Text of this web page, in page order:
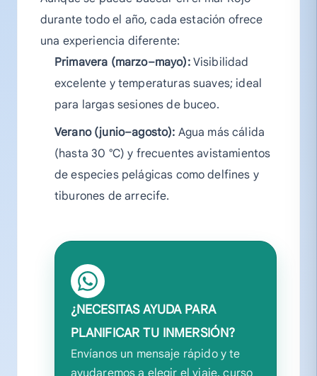
durante todo el año, cada estación ofrece
una experiencia diferente:
Primavera (marzo–mayo):Visibilidad
excelente y temperaturas suaves; ideal
para largas sesiones de buceo.
Verano (junio–agosto): Agua más cálida
(hasta 30 °C) y frecuentes avistamientos
de especies pelágicas como delfines y
tiburones de arrecife.
¿NECESITAS AYUDA PARA
PLANIFICAR TU INMERSIÓN?
Envíanos un mensaje rápido y te